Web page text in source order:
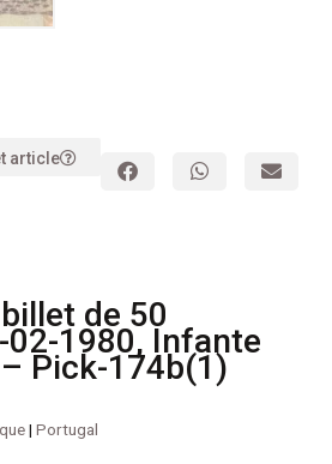
article
de 50
02-1980, Infante
Pick-174b(1)
|Portugal